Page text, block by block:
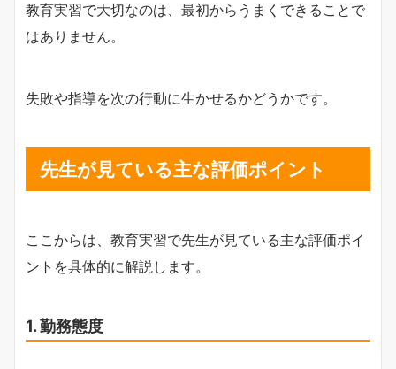
教育実習で大切なのは、最初からうまくできることで
はありません。
失敗や指導を次の行動に生かせるかどうかです。
先生が見ている主な評価ポイント
ここからは、教育実習で先生が見ている主な評価ポイ
ントを具体的に解説します。
1. 勤務態度